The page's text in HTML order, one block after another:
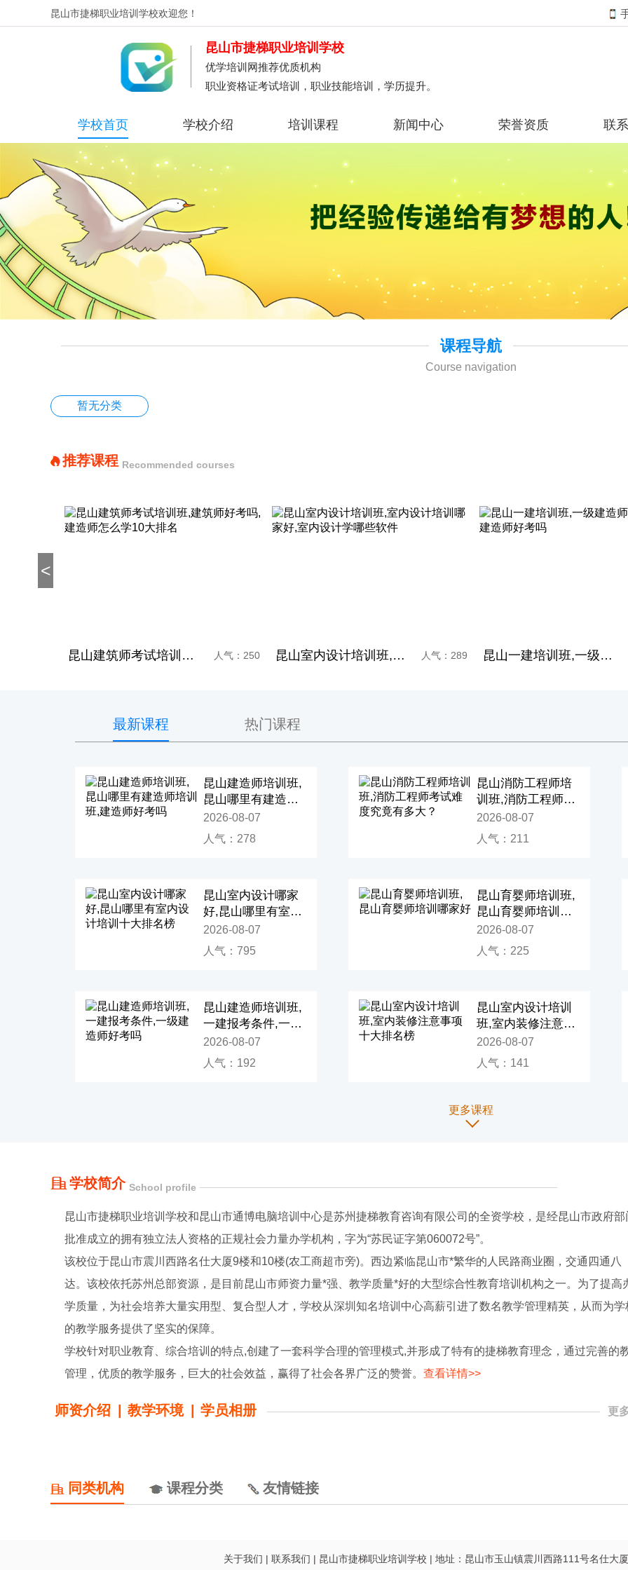
昆山市捷梯职业培训学校欢迎您！
昆山市捷梯职业培训学校
优学培训网推荐优质机构
职业资格证考试培训，职业技能培训，学历提升。
学校首页 学校介绍 培训课程 新闻中心 荣誉资质 联
课程导航
Course navigation
暂无分类
推荐课程 Recommended courses
<
人气：250 昆山室内设计培训班,室内设计培训哪家好,室内设计学哪些软件 人气：289 昆山一建培训班,一级建造师培训,一级建造师好考吗 人气：361
最新课程 热门课程
昆山建造师培训班,
昆山哪里有建造师
培训班,建造师好考
吗
2026-08-07
人气：278
昆山消防工程师培
训班,消防工程师考
试难度究竟有多
大？
2026-08-07
人气：211
昆山室内设计哪家
好,昆山哪里有室内
设计培训十大排名
榜
2026-08-07
人气：795
昆山育婴师培训班,
昆山育婴师培训哪
家好
2026-08-07
人气：225
昆山建造师培训班,
一建报考条件,一级
建造师好考吗
2026-08-07
人气：192
昆山室内设计培训
班,室内装修注意事
项十大排名榜
2026-08-07
人气：141
更多课程
学校简介 School profile
昆山市捷梯职业培训学校和昆山市通博电脑培训中心是苏州捷梯教育咨询有限公司的全资学校，是经昆山市政府部
批准成立的拥有独立法人资格的正规社会力量办学机构，字为“苏民证字第060072号”。
该校位于昆山市震川西路名仕大厦9楼和10楼(农工商超市旁)。西边紧临昆山市*繁华的人民路商业圈，交通四通八
达。该校依托苏州总部资源，是目前昆山市师资力量*强、教学质量*好的大型综合性教育培训机构之一。为了提高
学质量，为社会培养大量实用型、复合型人才，学校从深圳知名培训中心高薪引进了数名教学管理精英，从而为学
的教学服务提供了坚实的保障。
学校针对职业教育、综合培训的特点,创建了一套科学合理的管理模式,并形成了特有的捷梯教育理念，通过完善的
管理，优质的教学服务，巨大的社会效益，赢得了社会各界广泛的赞誉。 查看详情>>
师资介绍 教学环境 学员相册 更
同类机构 课程分类 友情链接
关于我们 | 联系我们 | 昆山市捷梯职业培训学校 | 地址：昆山市玉山镇震川西路111号名仕大